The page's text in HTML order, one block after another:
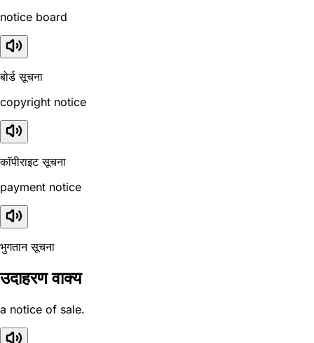
notice board
बोर्ड सूचना
copyright notice
कॉपीराइट सूचना
payment notice
भुगतान सूचना
उदाहरण वाक्य
a notice of sale.